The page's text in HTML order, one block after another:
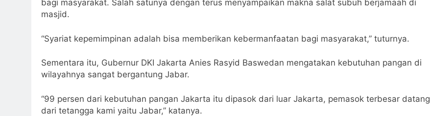
bagi masyarakat. Salah satunya dengan terus menyampaikan makna salat subuh berjamaah di
masjid.
“Syariat kepemimpinan adalah bisa memberikan kebermanfaatan bagi masyarakat,” tuturnya.
Sementara itu, Gubernur DKI Jakarta Anies Rasyid Baswedan mengatakan kebutuhan pangan di
wilayahnya sangat bergantung Jabar.
“99 persen dari kebutuhan pangan Jakarta itu dipasok dari luar Jakarta, pemasok terbesar datang
dari tetangga kami yaitu Jabar,” katanya.